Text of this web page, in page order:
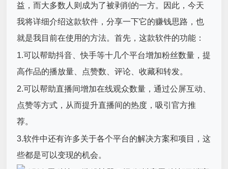
益，而大多数人则成为了被剥削的一方。因此，今天
我将详细介绍这款软件，分享一下它的赚钱思路，也
就是我目前在使用的方法。首先，这款软件的功能：
1.可以帮助抖音、快手等十几个平台增加粉丝数量，提
高作品的播放量、点赞数、评论、收藏和转发。
2.可以帮助直播间增加在线观众数量，通过公屏互动、
点赞等方式，从而提升直播间的热度，吸引官方推
荐。
3.软件中还有许多关于各个平台的解决方案和项目，这
些都是可以变现的机会。